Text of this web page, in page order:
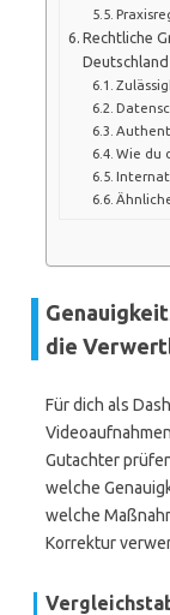
Rechtliche
Deutschland
Wie du
die
Für dich als
Gutachter
welche
welche
Korrektur